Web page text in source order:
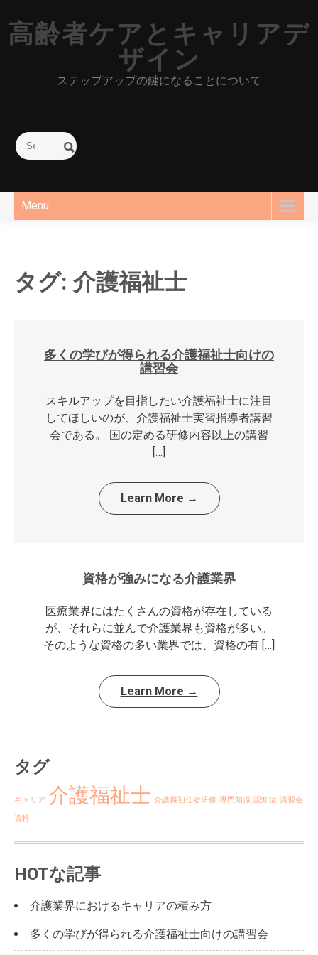
content
高齢者ケアとキャリアデ
ザイン
ステップアップの鍵になることについて
Menu
タグ: 介護福祉士
多くの学びが得られる介護福祉士向けの
講習会
スキルアップを目指したい介護福祉士に注目
してほしいのが、介護福祉士実習指導者講習
会である。 国の定める研修内容以上の講習
[…]
Learn More →
資格が強みになる介護業界
医療業界にはたくさんの資格が存在している
が、それらに並んで介護業界も資格が多い。
そのような資格の多い業界では、資格の有 […]
Learn More →
タグ
キャリア 介護福祉士 介護職初任者研修 専門知識 認知症 講習会
資格
HOTな記事
介護業界におけるキャリアの積み方
多くの学びが得られる介護福祉士向けの講習会